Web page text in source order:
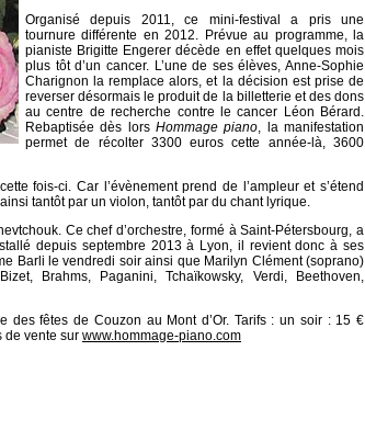
Organisé depuis 2011, ce mini-festival a pris une
tournure différente en 2012. Prévue au programme, la
pianiste Brigitte Engerer décède en effet quelques mois
plus tôt d’un cancer. L’une de ses élèves, Anne-Sophie
Charignon la remplace alors, et la décision est prise de
reverser désormais le produit de la billetterie et des dons
au centre de recherche contre le cancer Léon Bérard.
Rebaptisée dès lors Hommage piano, la manifestation
permet de récolter 3300 euros cette année-là, 3600
fois-ci. Car l’évènement prend de l’ampleur et s’étend
tantôt par un violon, tantôt par du chant lyrique.
Ce chef d’orchestre, formé à Saint-Pétersbourg, a
depuis septembre 2013 à Lyon, il revient donc à ses
Barli le vendredi soir ainsi que Marilyn Clément (soprano)
Brahms, Paganini, Tchaïkowsky, Verdi, Beethoven,
fêtes de Couzon au Mont d’Or. Tarifs : un soir : 15 €
de vente sur www.hommage-piano.com